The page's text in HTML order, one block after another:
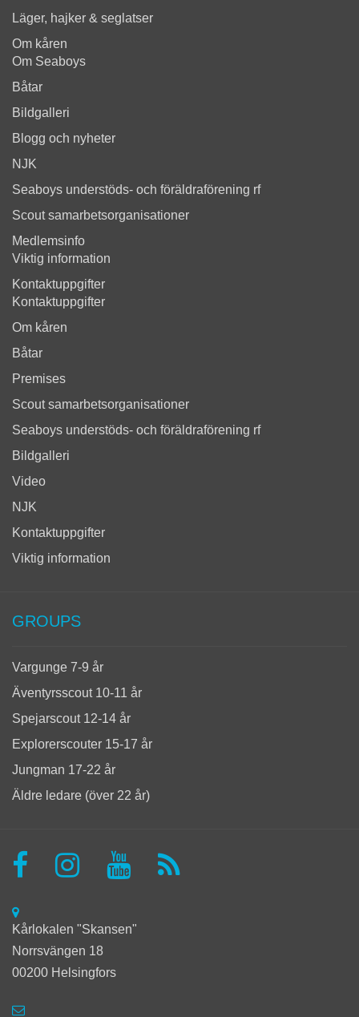
Läger, hajker & seglatser
Om kåren
Om Seaboys
Båtar
Bildgalleri
Blogg och nyheter
NJK
Seaboys understöds- och föräldraförening rf
Scout samarbetsorganisationer
Medlemsinfo
Viktig information
Kontaktuppgifter
Kontaktuppgifter
Om kåren
Båtar
Premises
Scout samarbetsorganisationer
Seaboys understöds- och föräldraförening rf
Bildgalleri
Video
NJK
Kontaktuppgifter
Viktig information
GROUPS
Vargunge 7-9 år
Äventyrsscout 10-11 år
Spejarscout 12-14 år
Explorerscouter 15-17 år
Jungman 17-22 år
Äldre ledare (över 22 år)
Kårlokalen "Skansen"
Norrsvängen 18
00200 Helsingfors